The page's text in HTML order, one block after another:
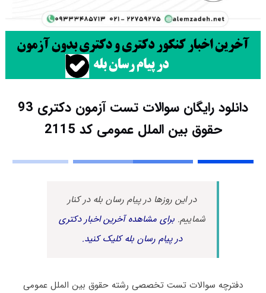
دانلود رایگان سوالات تست آزمون دکتری 93
حقوق بین الملل عمومی کد 2115
در این روزها در پیام رسان بله در کنار
شماییم.برای مشاهده آخرین اخبار دکتری
در پیام رسان بله کلیک کنید.
دفترچه سوالات تست تخصصی رشته حقوق بین الملل عمومی